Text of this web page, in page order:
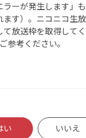
ーが発生します」
す）。ニコニコ生
放送枠を取得してく
参考ください。
い いいえ